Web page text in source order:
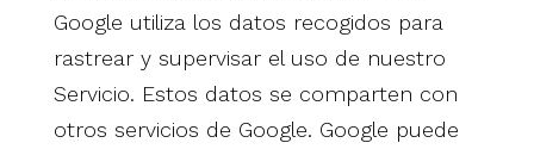
Google utiliza los datos recogidos para
rastrear y supervisar el uso de nuestro
Servicio. Estos datos se comparten con
otros servicios de Google. Google puede